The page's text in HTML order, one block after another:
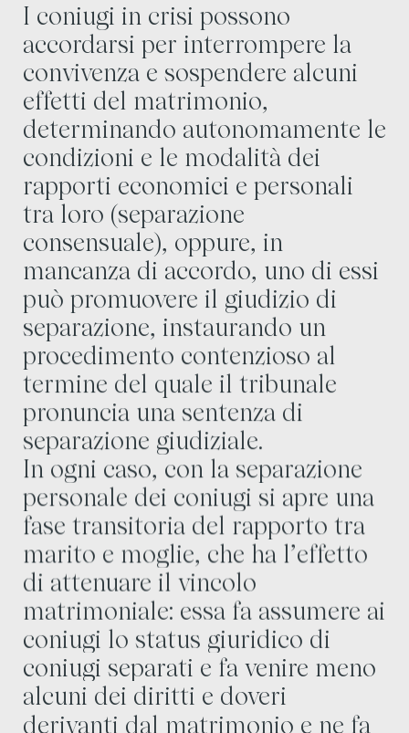
I coniugi in crisi possono
accordarsi per interrompere la
convivenza e sospendere alcuni
effetti del matrimonio,
determinando autonomamente le
condizioni e le modalità dei
rapporti economici e personali
tra loro (separazione
consensuale), oppure, in
mancanza di accordo, uno di essi
può promuovere il giudizio di
separazione, instaurando un
procedimento contenzioso al
termine del quale il tribunale
pronuncia una sentenza di
separazione giudiziale.
In ogni caso, con la separazione
personale dei coniugi si apre una
fase transitoria del rapporto tra
marito e moglie, che ha l’effetto
di attenuare il vincolo
matrimoniale: essa fa assumere ai
coniugi lo status giuridico di
coniugi separati e fa venire meno
alcuni dei diritti e doveri
derivanti dal matrimonio e ne fa